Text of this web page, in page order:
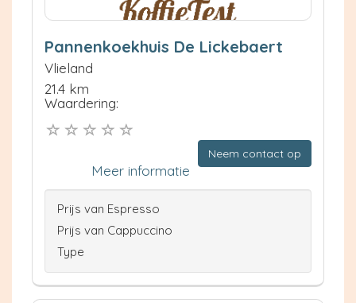
Pannenkoekhuis De Lickebaert
Vlieland
21.4 km
Waardering:
Neem contact op
Meer informatie
Prijs van Espresso
Prijs van Cappuccino
Type